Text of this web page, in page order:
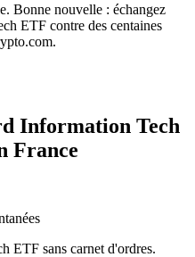
Bonne nouvelle : échangez
ETF contre des centaines
Information Tech
France
ETF sans carnet d'ordres.